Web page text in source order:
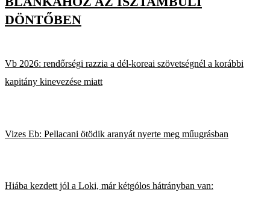
DÖNTŐBEN
Vb 2026: rendőrségi razzia a dél-koreai szövetségnél a korábbi
kapitány kinevezése miatt
Vizes Eb: Pellacani ötödik aranyát nyerte meg műugrásban
Hiába kezdett jól a Loki, már kétgólos hátrányban van: